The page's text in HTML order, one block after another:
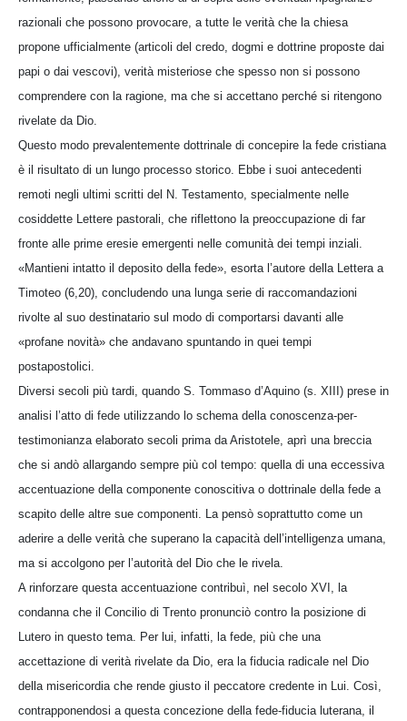
razionali che possono provocare, a tutte le verità che la chiesa
propone ufficialmente (articoli del credo, dogmi e dottrine proposte dai
papi o dai vescovi), verità misteriose che spesso non si possono
comprendere con la ragione, ma che si accettano perché si ritengono
rivelate da Dio.
Questo modo prevalentemente dottrinale di concepire la fede cristiana
è il risultato di un lungo processo storico. Ebbe i suoi antecedenti
remoti negli ultimi scritti del N. Testamento, specialmente nelle
cosiddette Lettere pastorali, che riflettono la preoccupazione di far
fronte alle prime eresie emergenti nelle comunità dei tempi inziali.
«Mantieni intatto il deposito della fede», esorta l’autore della Lettera a
Timoteo (6,20), concludendo una lunga serie di raccomandazioni
rivolte al suo destinatario sul modo di comportarsi davanti alle
«profane novità» che andavano spuntando in quei tempi
postapostolici.
Diversi secoli più tardi, quando S. Tommaso d’Aquino (s. XIII) prese in
analisi l’atto di fede utilizzando lo schema della conoscenza-per-
testimonianza elaborato secoli prima da Aristotele, aprì una breccia
che si andò allargando sempre più col tempo: quella di una eccessiva
accentuazione della componente conoscitiva o dottrinale della fede a
scapito delle altre sue componenti. La pensò soprattutto come un
aderire a delle verità che superano la capacità dell’intelligenza umana,
ma si accolgono per l’autorità del Dio che le rivela.
A rinforzare questa accentuazione contribuì, nel secolo XVI, la
condanna che il Concilio di Trento pronunciò contro la posizione di
Lutero in questo tema. Per lui, infatti, la fede, più che una
accettazione di verità rivelate da Dio, era la fiducia radicale nel Dio
della misericordia che rende giusto il peccatore credente in Lui. Così,
contrapponendosi a questa concezione della fede-fiducia luterana, il